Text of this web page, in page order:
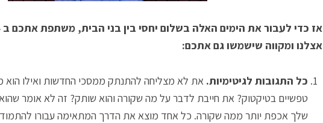
אצלנו ומקווה שישמשו גם אתכם:
כל התגובות לגיטימיות. את לא מצליחה להתנתק ממסכי החדשות ואילו הוא
טפשיים בטיקטוק? את חייבת לדבר על מה שקורה והוא שותק? זה לא אומר
שלך אכפת יותר ממה שקורה. כל אחד מוצא את הדרך המתאימה עבורו